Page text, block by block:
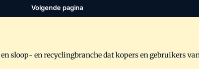
Volgende pagina
sloop- en recyclingbranche dat kopers en gebruikers